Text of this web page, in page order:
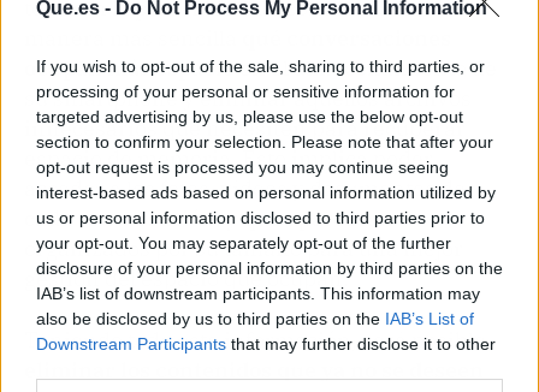
Que.es - Do Not Process My Personal Information
If you wish to opt-out of the sale, sharing to third parties, or
processing of your personal or sensitive information for
targeted advertising by us, please use the below opt-out
section to confirm your selection. Please note that after your
opt-out request is processed you may continue seeing
interest-based ads based on personal information utilized by
us or personal information disclosed to third parties prior to
your opt-out. You may separately opt-out of the further
disclosure of your personal information by third parties on the
IAB’s list of downstream participants. This information may
also be disclosed by us to third parties on the IAB’s List of
Downstream Participants that may further disclose it to other
tendrán la posibilidad de conocer de una
ocupan más espacioen el almacenamiento de
su smartphone y eliminar aquellos archivos
innecesarios que necesiten para recuperar
espacio de memoria. Esto implica poder
acceder a los fotos, vídeos y documentos de
cada conversación, y que aparezcan
organizados por su tamaño para una mejor
gestión del espacio que ocupan.
Teniendo toda esta información, será posible